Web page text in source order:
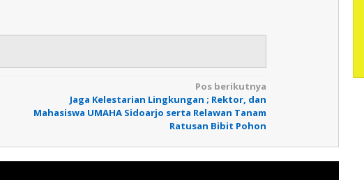
Pos berikutnya
Jaga Kelestarian Lingkungan ; Rektor, dan
Mahasiswa UMAHA Sidoarjo serta Relawan Tanam
Ratusan Bibit Pohon